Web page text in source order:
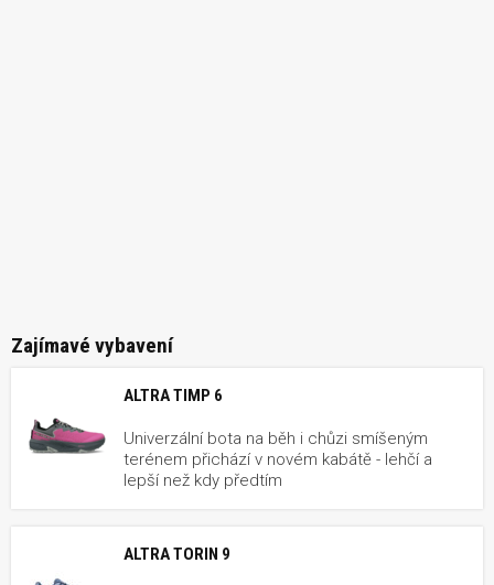
Zajímavé vybavení
ALTRA TIMP 6
Univerzální bota na běh i chůzi smíšeným
terénem přichází v novém kabátě - lehčí a
lepší než kdy předtím
ALTRA TORIN 9